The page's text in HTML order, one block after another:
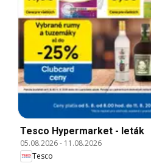
Tesco Hypermarket - leták
05.08.2026- 11.08.2026
Tesco